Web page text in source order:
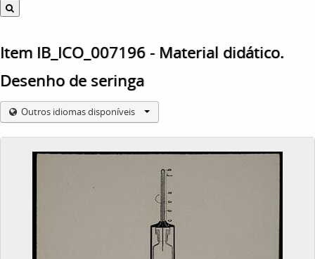
Item IB_ICO_007196 - Material didático.
Desenho de seringa
Outros idiomas disponíveis